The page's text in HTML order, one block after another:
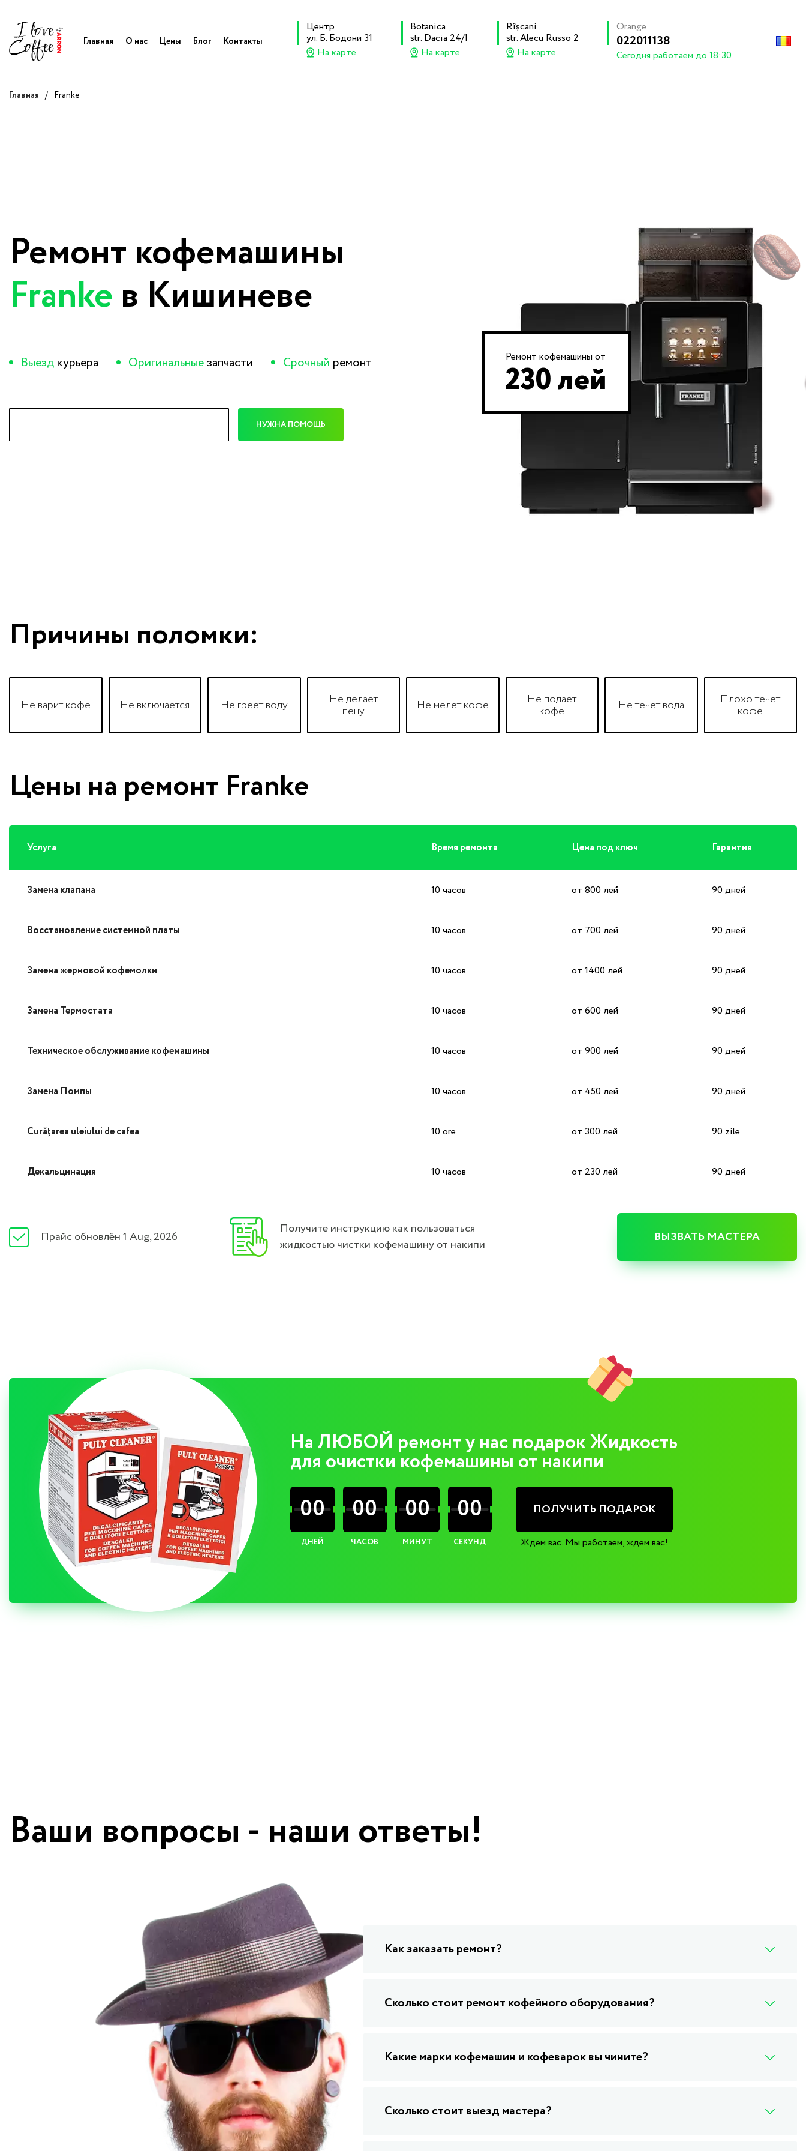
Главная О нас Цены Блог Контакты
Центр
ул. Б. Бодони 31
На карте
Botanica
str. Dacia 24/1
На карте
Rîșcani
str. Alecu Russo 2
На карте
Orange
022011138
Cегодня работаем до 18:30
Главная / Franke
Ремонт кофемашины от
230 лей
Ремонт кофемашины
Franke в Кишиневе
Выезд курьера Оригинальныезапчасти Срочный ремонт
Причины поломки:
Не варит кофе Не включается Не греет воду Не делает
пену Не мелет кофе Не подает
кофе Не течет вода Плохо течет
кофе
Цены на ремонт Franke
Услуга Время ремонта Цена под ключ Гарантия
Замена клапана 10 часов от 800 лей 90 дней
Восстановление системной платы 10 часов от 700 лей 90 дней
Замена жерновой кофемолки 10 часов от 1400 лей 90 дней
Замена Термостата 10 часов от 600 лей 90 дней
Техническое обслуживание кофемашины 10 часов от 900 лей 90 дней
Замена Помпы 10 часов от 450 лей 90 дней
Curățarea uleiului de cafea 10 ore от 300 лей 90 zile
Декальцинация 10 часов от 230 лей 90 дней
Прайс обновлён 1 Aug, 2026
Получите инструкцию как пользоваться
жидкостью чистки кофемашину от накипи
ВЫЗВАТЬ МАСТЕРА
На ЛЮБОЙ ремонт у нас подарок Жидкость
для очистки кофемашины от накипи
00
ДНЕЙ
00
ЧАСОВ
00
МИНУТ
00
СЕКУНД
ПОЛУЧИТЬ ПОДАРОК
Ждем вас. Мы работаем, ждем вас!
Ваши вопросы - наши ответы!
Как заказать ремонт?
Сколько стоит ремонт кофейного оборудования?
Какие марки кофемашин и кофеварок вы чините?
Сколько стоит выезд мастера?